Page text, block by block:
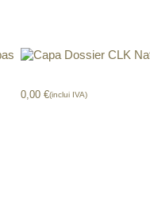
0,00 €(inclui IVA)